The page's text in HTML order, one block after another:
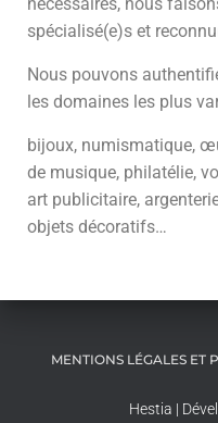
spécialisé(e)s et
Nous pouvons
les domaines les plus
bijoux, numismatique,
de musique, philatélie,
art publicitaire,
objets décoratifs…
MENTIONS LÉGALES ET
Hestia |